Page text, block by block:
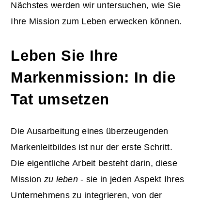
Nächstes werden wir untersuchen, wie Sie
Ihre Mission zum Leben erwecken können.
Leben Sie Ihre
Markenmission: In die
Tat umsetzen
Die Ausarbeitung eines überzeugenden
Markenleitbildes ist nur der erste Schritt.
Die eigentliche Arbeit besteht darin, diese
Mission zu leben - sie in jeden Aspekt Ihres
Unternehmens zu integrieren, von der